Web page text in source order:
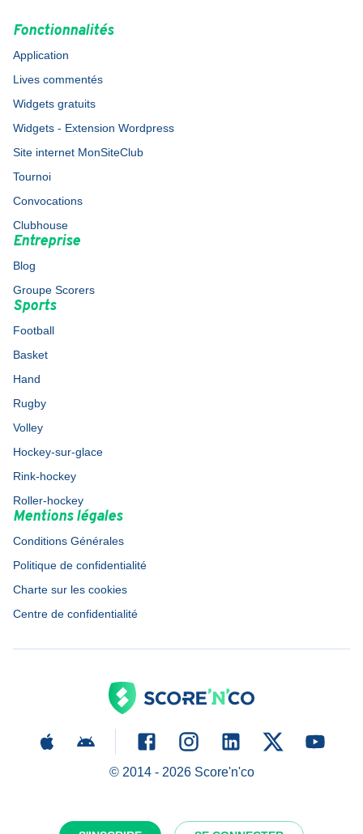
Fonctionnalités
Application
Lives commentés
Widgets gratuits
Widgets - Extension Wordpress
Site internet MonSiteClub
Tournoi
Convocations
Clubhouse
Entreprise
Blog
Groupe Scorers
Sports
Football
Basket
Hand
Rugby
Volley
Hockey-sur-glace
Rink-hockey
Roller-hockey
Mentions légales
Conditions Générales
Politique de confidentialité
Charte sur les cookies
Centre de confidentialité
© 2014 - 2026Score'n'co